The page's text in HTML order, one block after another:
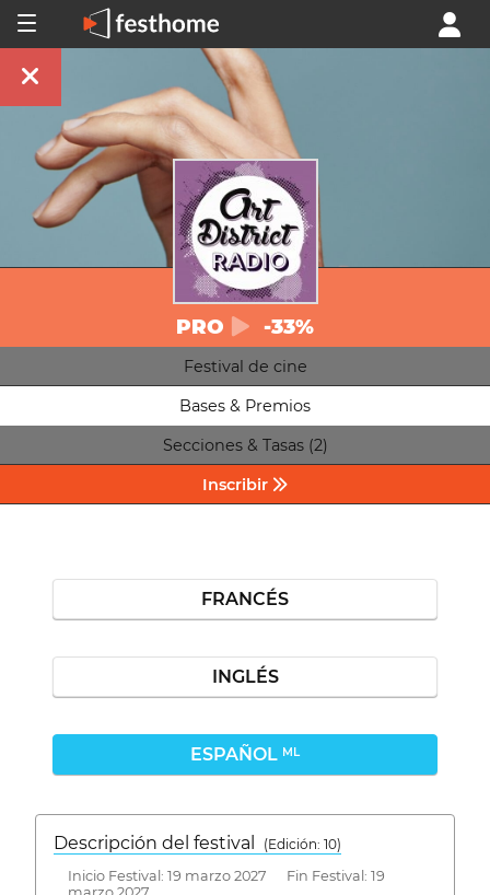
PRO -33%
Festival de cine
Bases & Premios
Secciones & Tasas (2)
Inscribir
FRANCÉS
INGLÉS
ESPAÑOL ML
Descripción del festival
( Edición: 10)
Inicio Festival: 19 marzo 2027 Fin Festival: 19